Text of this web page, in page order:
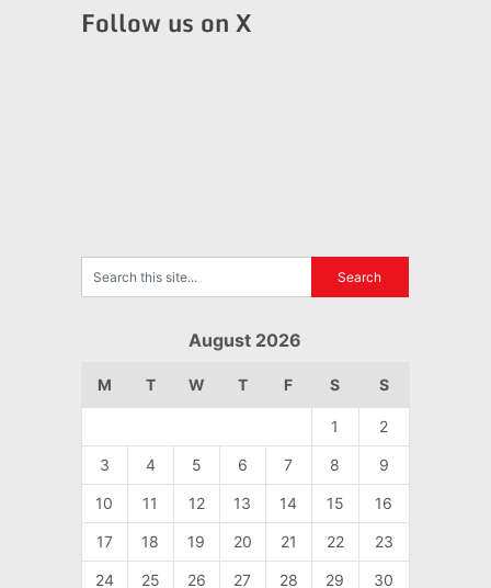
Follow us on X
August 2026
M T W T F S S
1 2
3 4 5 6 7 8 9
10 11 12 13 14 15 16
17 18 19 20 21 22 23
24 25 26 27 28 29 30